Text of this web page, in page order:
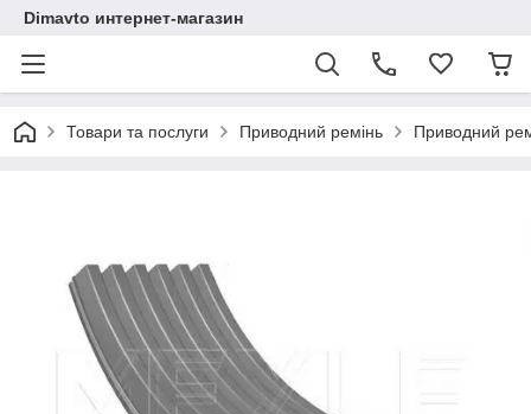
Dimavto интернет-магазин
Товари та послуги Приводний ремінь Приводний